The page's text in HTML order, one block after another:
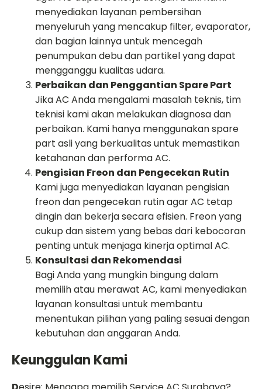
menyediakan layanan pembersihan
menyeluruh yang mencakup filter, evaporator,
dan bagian lainnya untuk mencegah
penumpukan debu dan partikel yang dapat
mengganggu kualitas udara.
Perbaikan dan Penggantian Spare Part
Jika AC Anda mengalami masalah teknis, tim
teknisi kami akan melakukan diagnosa dan
perbaikan. Kami hanya menggunakan spare
part asli yang berkualitas untuk memastikan
ketahanan dan performa AC.
Pengisian Freon dan Pengecekan Rutin
Kami juga menyediakan layanan pengisian
freon dan pengecekan rutin agar AC tetap
dingin dan bekerja secara efisien. Freon yang
cukup dan sistem yang bebas dari kebocoran
penting untuk menjaga kinerja optimal AC.
Konsultasi dan Rekomendasi
Bagi Anda yang mungkin bingung dalam
memilih atau merawat AC, kami menyediakan
layanan konsultasi untuk membantu
menentukan pilihan yang paling sesuai dengan
kebutuhan dan anggaran Anda.
Keunggulan Kami